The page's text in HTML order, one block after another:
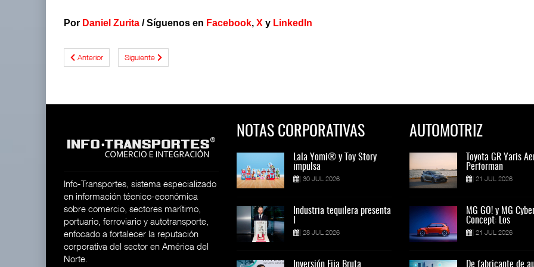
Por Daniel Zurita / Síguenos en Facebook, X y LinkedIn
Anterior Siguiente
Info-Transportes, sistema especializado
en información técnico-económica
sobre comercio, sectores marítimo,
portuario, ferroviario y autotransporte,
enfocado a fortalecer la reputación
corporativa del sector en América del
Norte.
NOTAS CORPORATIVAS
Lala Yomi® y Toy Story
Industria tequilera presenta
l
28 JUL 2026
Lala Yomi® y Toy Story
impulsa
30 JUL 2026
Industria tequilera presenta
28 JUL 2026
Inversión Fija Bruta
Lala Yomi® y Toy
impulsa
30 JUL 2026
Industria tequilera
28 JUL 2026
Inversión Fija Bruta
AUTOMOTRIZ
Toyota GR Yaris Aero
MG GO! y MG Cyber
Concept: Los
21 JUL 2026
Toyota GR Yaris Aero
Performan
21 JUL 2026
MG GO! y MG Cyber
21 JUL 2026
De fabricante de autos a
Toyota GR Yaris
Performan
21 JUL 2026
MG GO! y MG
Concept: Los
21 JUL 2026
De fabricante de